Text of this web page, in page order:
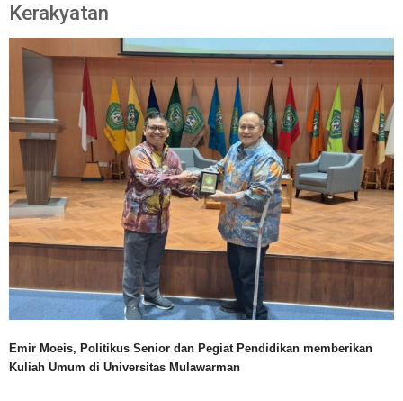
Kerakyatan
Emir Moeis, Politikus Senior dan Pegiat Pendidikan memberikan
Kuliah Umum di Universitas Mulawarman